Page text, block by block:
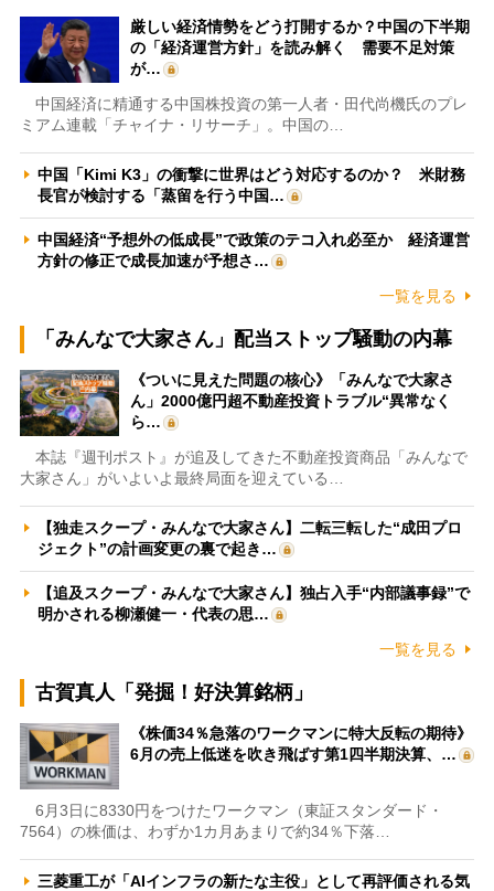
厳しい経済情勢をどう打開するか？中国の下半期
の「経済運営方針」を読み解く 需要不足対策
が…
中国経済に精通する中国株投資の第一人者・田代尚機氏のプレ
ミアム連載「チャイナ・リサーチ」。中国の…
中国「Kimi K3」の衝撃に世界はどう対応するのか？ 米財務
長官が検討する「蒸留を行う中国…
中国経済“予想外の低成長”で政策のテコ入れ必至か 経済運営
方針の修正で成長加速が予想さ…
一覧を見る
「みんなで大家さん」配当ストップ騒動の内幕
《ついに見えた問題の核心》「みんなで大家さ
ん」2000億円超不動産投資トラブル“異常なく
ら…
本誌『週刊ポスト』が追及してきた不動産投資商品「みんなで
大家さん」がいよいよ最終局面を迎えている…
【独走スクープ・みんなで大家さん】二転三転した“成田プロ
ジェクト”の計画変更の裏で起き…
【追及スクープ・みんなで大家さん】独占入手“内部議事録”で
明かされる柳瀬健一・代表の思…
一覧を見る
古賀真人「発掘！好決算銘柄」
《株価34％急落のワークマンに特大反転の期待》
6月の売上低迷を吹き飛ばす第1四半期決算、…
6月3日に8330円をつけたワークマン（東証スタンダード・
7564）の株価は、わずか1カ月あまりで約34％下落…
三菱重工が「AIインフラの新たな主役」として再評価される気